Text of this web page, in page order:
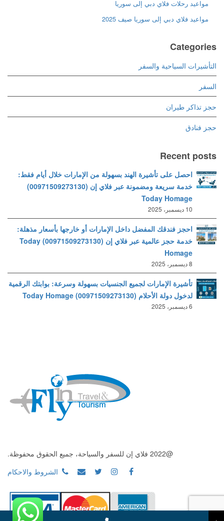
مواعيد رحلات فلاي دبي إلى سوريا
مواعيد فلاي دبي إلى سوريا صيف 2025
Categories
التأشيرات السياحية والسفر
السفر
حجز تذاكر طيران
حجز فنادق
Recent posts
احصل على تأشيرة الهند بسهولة من الإمارات خلال أيام فقط:
خدمة سريعة ومضمونة عبر فلاي إن (00971509273130)
Today Homage
10 ديسمبر، 2025
احجز فندقك المفضل داخل الإمارات أو خارجها بأسعار مذهلة:
خدمة حجز عالمية عبر فلاي إن (00971509273130) Today
Homage
8 ديسمبر، 2025
تأشيرة الإمارات لجميع الجنسيات بسهولة وسرعة: بوابتك الرقمية
لدخول دولة الأحلام (00971509273130) Today Homage
6 ديسمبر، 2025
@2022 فلاي إن للسفر والسياحة، جميع الحقوق محفوظة.
الشروط والاحكام